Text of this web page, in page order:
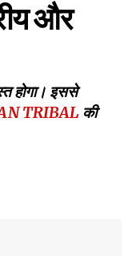
और
होगा। इससे
TRIBAL की